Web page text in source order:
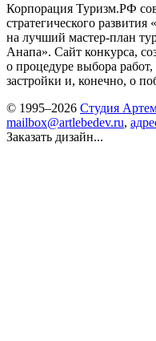
Корпорация Туризм.РФ
стратегического
на лучший мастер-план
Анапа». Сайт конкурса,
о процедуре выбора
застройки и, конечно, о
© 1995–2026 Студия
mailbox@artlebedev.ru,
Заказать дизайн...